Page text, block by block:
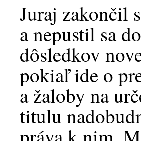
Juraj zakončil
a nepustil sa
dôsledkov
pokiaľ ide o
a žaloby na
titulu